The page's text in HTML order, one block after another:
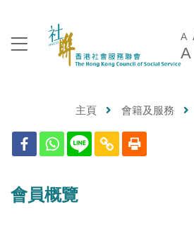
A
A
主頁 會籍及服務
會員概覽